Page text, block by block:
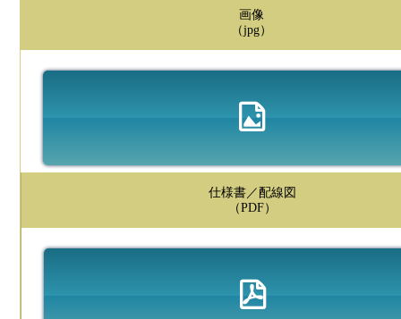
画像
（jpg）
仕様書／配線図
（PDF）